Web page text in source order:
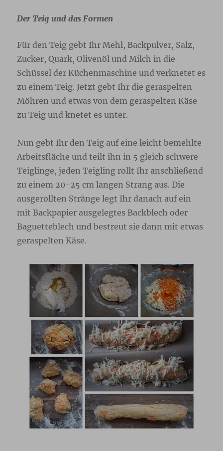
Der Teig und das Formen
Für den Teig gebt Ihr Mehl, Backpulver, Salz,
Zucker, Quark, Olivenöl und Milch in die
Schüssel der Küchenmaschine und verknetet es
zu einem Teig. Jetzt gebt Ihr die geraspelten
Möhren und etwas von dem geraspelten Käse
zu Teig und knetet es unter.
Nun gebt Ihr den Teig auf eine leicht bemehlte
Arbeitsfläche und teilt ihn in 5 gleich schwere
Teiglinge, jeden Teigling rollt Ihr anschließend
zu einem 20-25 cm langen Strang aus. Die
ausgerollten Stränge legt Ihr danach auf ein
mit Backpapier ausgelegtes Backblech oder
Baguetteblech und bestreut sie dann mit etwas
geraspelten Käse.